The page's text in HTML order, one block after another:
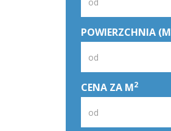
POWIERZCHNIA (M
CENA ZA M2